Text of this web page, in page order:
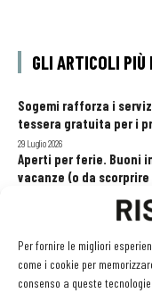
Per fornire le migliori
come i cookie per
consenso a queste
GLI ARTICOLI
Sogemi rafforza i
tessera gratuita per i
29 Luglio 2026
Aperti per ferie. Buoni
vacanze (o da
Recensioni online,
modifiche alle Linee
20 Luglio 2026